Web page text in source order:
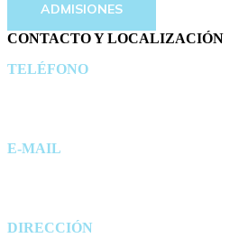
ADMISIONES
CONTACTO Y LOCALIZACIÓN
TELÉFONO
E-MAIL
DIRECCIÓN